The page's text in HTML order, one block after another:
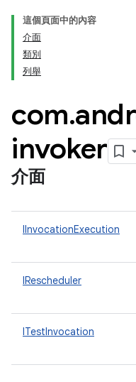
這個頁面中的內容
介面
類別
列舉
com.
invoker
介面
IInvocationExecution
IRescheduler
ITestInvocation